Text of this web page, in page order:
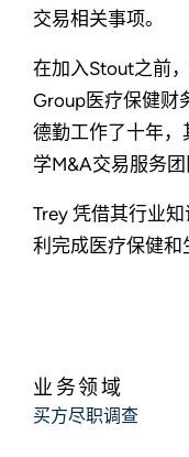
交易相关事项。
在加入Stout之前
Group医疗保健财
德勤工作了十年
学M&A交易服务团
Trey 凭借其行业
利完成医疗保健和
业务领域
买方尽职调查